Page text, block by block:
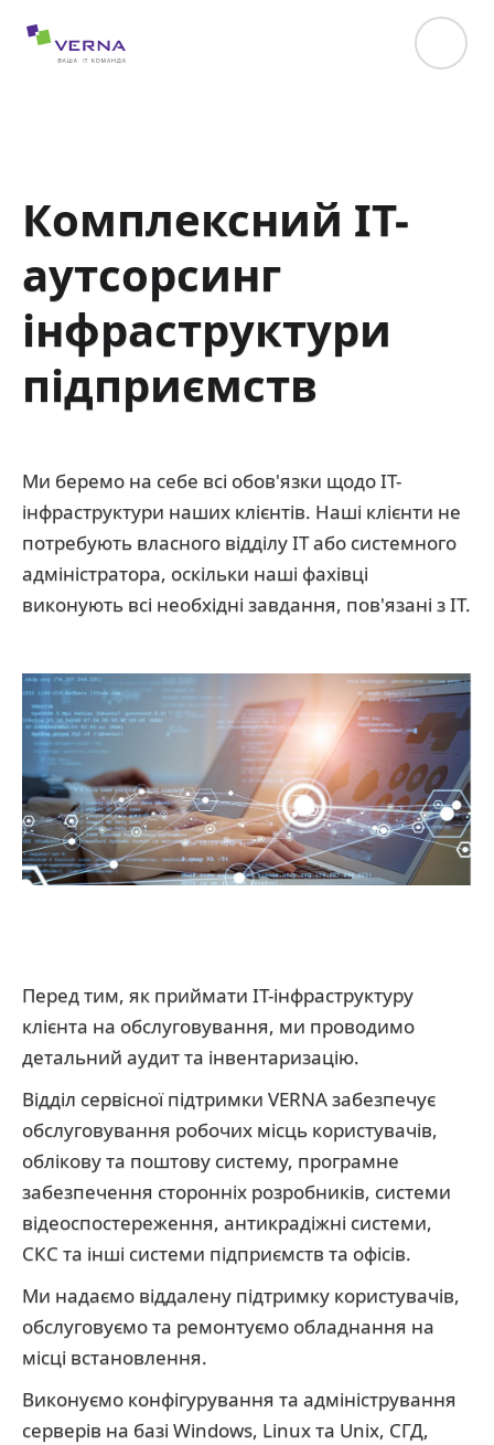
Комплексний ІТ-
аутсорсинг
інфраструктури
підприємств
Ми беремо на себе всі обов'язки щодо ІТ-
інфраструктури наших клієнтів. Наші клієнти не
потребують власного відділу ІТ або системного
адміністратора, оскільки наші фахівці
виконують всі необхідні завдання, пов'язані з ІТ.
Перед тим, як приймати ІТ-інфраструктуру
клієнта на обслуговування, ми проводимо
детальний аудит та інвентаризацію.
Відділ сервісної підтримки VERNA забезпечує
обслуговування робочих місць користувачів,
облікову та поштову систему, програмне
забезпечення сторонніх розробників, системи
відеоспостереження, антикрадіжні системи,
СКС та інші системи підприємств та офісів.
Ми надаємо віддалену підтримку користувачів,
обслуговуємо та ремонтуємо обладнання на
місці встановлення.
Виконуємо конфігурування та адміністрування
серверів на базі Windows, Linux та Unix, СГД,